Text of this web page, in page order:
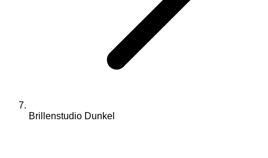
Brillenstudio Dunkel